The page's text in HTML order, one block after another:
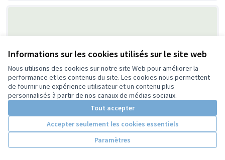
Informations sur les cookies utilisés sur le site web
Nous utilisons des cookies sur notre site Web pour améliorer la
performance et les contenus du site. Les cookies nous permettent
de fournir une expérience utilisateur et un contenu plus
personnalisés à partir de nos canaux de médias sociaux.
Tout accepter
Accepter seulement les cookies essentiels
Paramètres
Favoriser toutes les mobilités dans le
quartier Giraudeau
Centre chorégraphique national de Tours - direction Thomas
Lebrun